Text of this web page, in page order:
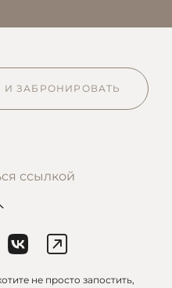
И ЗАБРОНИРОВАТЬ
ссылкой
не просто запостить,